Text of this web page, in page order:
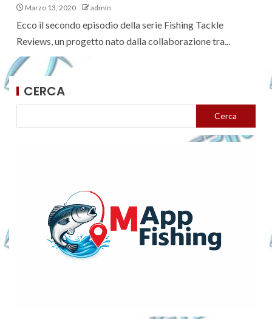
Marzo 13, 2020 admin
Ecco il secondo episodio della serie Fishing Tackle
Reviews, un progetto nato dalla collaborazione tra...
CERCA
Cerca